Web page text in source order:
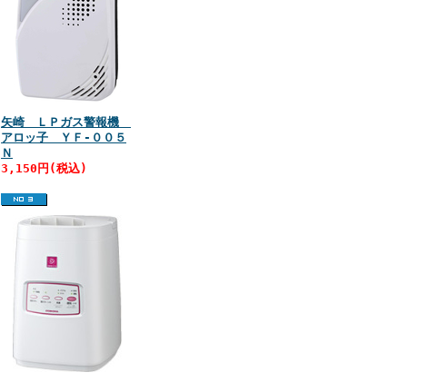
矢崎 ＬＰガス警報機
アロッ子 ＹＦ‐００５
Ｎ
3,150円(税込)